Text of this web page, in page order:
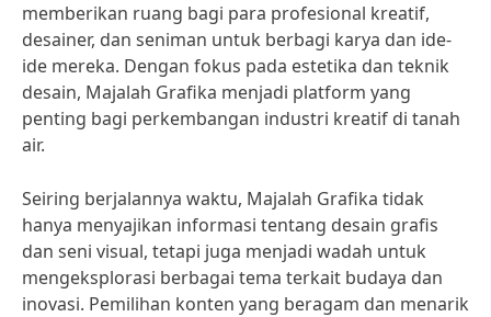
memberikan ruang bagi para profesional kreatif,
desainer, dan seniman untuk berbagi karya dan ide-
ide mereka. Dengan fokus pada estetika dan teknik
desain, Majalah Grafika menjadi platform yang
penting bagi perkembangan industri kreatif di tanah
air.
Seiring berjalannya waktu, Majalah Grafika tidak
hanya menyajikan informasi tentang desain grafis
dan seni visual, tetapi juga menjadi wadah untuk
mengeksplorasi berbagai tema terkait budaya dan
inovasi. Pemilihan konten yang beragam dan menarik